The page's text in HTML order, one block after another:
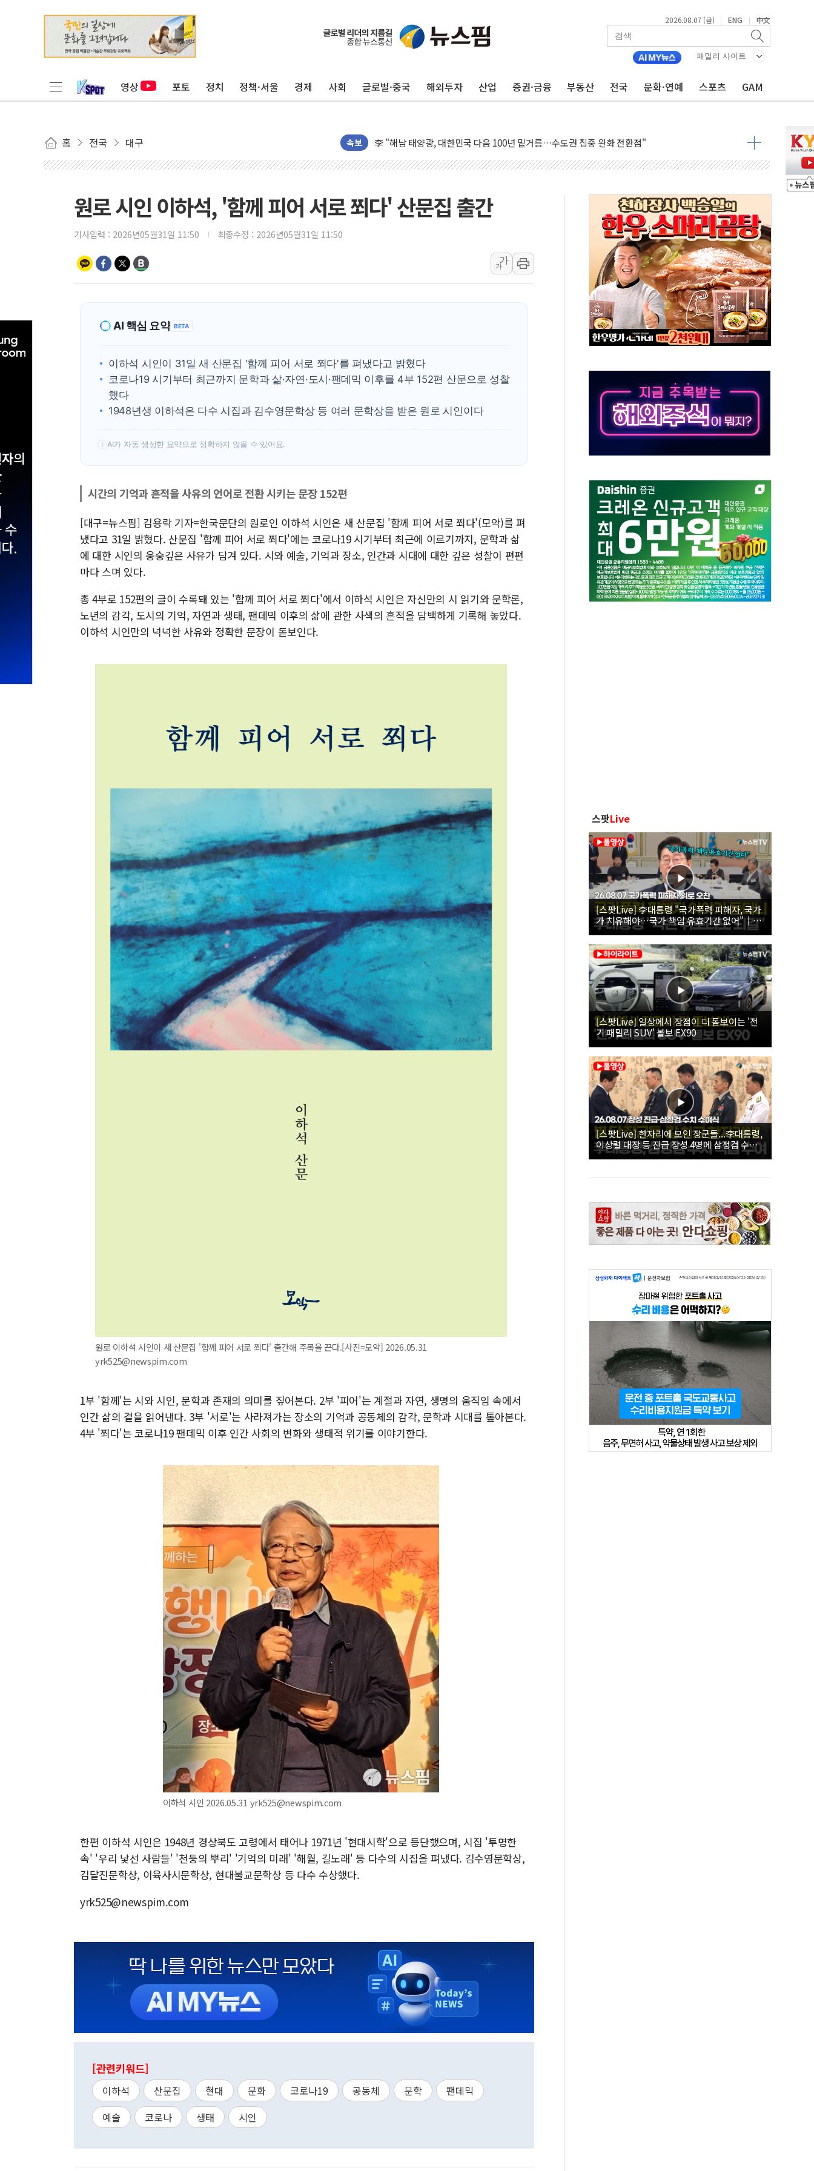
2026.08.07 (금) | ENG | 中文
패밀리 사이트
영상 포토 정치 정책·서울 경제 사회 글로벌·중국 해외투자 산업 증권·금융 부동산 전국 문화·연예 스포츠 GAM
홈 전국 대구 속보
美 고용 쇼크에 엔화 장중 급등…시장은 "또 개입했나" 촉각
[AI MY 뉴스] 뉴욕 반도체주 프리뷰...美 고용 쇼크에 반도체주 '활짝'
[종합] 美 7월 고용 2만3000명 감소 '쇼크'…9월 금리 인상 기대 후퇴
[사진] 이슬람 수니파 3개국, 공동방위협정 체결
뉴욕증시 개장 전 특징주...아틀라시안·클라우드플레어·태양광주↑ VS 트레이드데스크·웬디스↓
보훈부, 미 DPAA와 MOU… "6·25 미군 실종자 7359명 끝까지 찾겠다"
트럼프 "금리 내려야"…파월 때와 달리 워시엔 톤 낮춰
특정 정치인 측근 포항시 정책특보 내정설...포항시 '시끌'
李 "해남 태양광, 대한민국 다음 100년 밑거름…수도권 집중 완화 전환점"
李 대통령, '6시간 마라톤 부동산 2차 회의' 주재… "전폭적 공급 확대·속도전 총력"
트럼프, 中 겨냥 폴리실리콘 관세 15% 부과…美 태양광주 급등
[사진] 빈살만과 에르도안의 만남
이란와이어 "이란 최고지도자 위독…곧 사망해도 놀랍지 않아"
남동발전, 해남군에 국내 최대 규모 400MW 태양광 착공…여의도 1.6배 규모
[인도증시] 중동 불안 속 유가 상승에 소폭 하락...금융주 낙폭 커
황희 '폐버스 청년주택' SNS 글 역풍에 "정부정책 아냐" 해명
사우디·튀르키예·파키스탄, '공동방위협정' 체결… 수니파 국가들의 새 안보 협력 구도
신길동 신축도 3.3㎡당 7250만원…써밋 클라비온 59㎡ 18억원대
원로 시인 이하석, '함께 피어 서로 쬐다' 산문집 출간
기사입력 : 2026년05월31일 11:50 최종수정 : 2026년05월31일 11:50
가
가
AI 핵심 요약 BETA
이하석 시인이 31일 새 산문집 '함께 피어 서로 쬐다'를 펴냈다고 밝혔다
코로나19 시기부터 최근까지 문학과 삶·자연·도시·팬데믹 이후를 4부 152편 산문으로 성찰
했다
1948년생 이하석은 다수 시집과 김수영문학상 등 여러 문학상을 받은 원로 시인이다
! AI가 자동 생성한 요약으로 정확하지 않을 수 있어요.
시간의 기억과 흔적을 사유의 언어로 전환 시키는 문장 152편
[대구=뉴스핌] 김용락 기자=한국문단의 원로인 이하석 시인은 새 산문집 '함께 피어 서로 쬐다'(모악)를 펴
냈다고 31일 밝혔다. 산문집 '함께 피어 서로 쬐다'에는 코로나19 시기부터 최근에 이르기까지, 문학과 삶
에 대한 시인의 웅숭깊은 사유가 담겨 있다. 시와 예술, 기억과 장소, 인간과 시대에 대한 깊은 성찰이 편편
마다 스며 있다.
총 4부로 152편의 글이 수록돼 있는 '함께 피어 서로 쬐다'에서 이하석 시인은 자신만의 시 읽기와 문학론,
노년의 감각, 도시의 기억, 자연과 생태, 팬데믹 이후의 삶에 관한 사색의 흔적을 담백하게 기록해 놓았다.
이하석 시인만의 넉넉한 사유와 정확한 문장이 돋보인다.
원로 이하석 시인이 새 산문집 '함께 피어 서로 쬐다' 출간해 주목을 끈다.[사진=모악] 2026.05.31
yrk525@newspim.com
1부 '함께'는 시와 시인, 문학과 존재의 의미를 짚어본다. 2부 '피어'는 계절과 자연, 생명의 움직임 속에서
인간 삶의 결을 읽어낸다. 3부 '서로'는 사라져가는 장소의 기억과 공동체의 감각, 문학과 시대를 톺아본다.
4부 '쬐다'는 코로나19 팬데믹 이후 인간 사회의 변화와 생태적 위기를 이야기한다.
이하석 시인 2026.05.31 yrk525@newspim.com
한편 이하석 시인은 1948년 경상북도 고령에서 태어나 1971년 '현대시학'으로 등단했으며, 시집 '투명한
속' '우리 낯선 사람들' '천둥의 뿌리' '기억의 미래' '해월, 길노래' 등 다수의 시집을 펴냈다. 김수영문학상,
김달진문학상, 이육사시문학상, 현대불교문학상 등 다수 수상했다.
yrk525@newspim.com
[관련키워드]
이하석 산문집 현대 문화 코로나19 공동체 문학
팬데믹
예술
코로나 생태 시인
스팟Live
[스팟Live] 李대통령 "국가폭력 피해자, 국가
가 치유해야…국가 책임 유효기간 없어"｜
26.08.07 국가폭력 피해자 위로 오찬
[스팟Live] 일상에서 장점이 더 돋보이는 '전
기 패밀리 SUV' 볼보 EX90
[스팟Live] 한자리에 모인 장군들...李대통령,
이상렬 대장 등 진급 장성 4명에 삼정검 수치
직접 수여｜26.08.07 장성 진급·삼정검 수치